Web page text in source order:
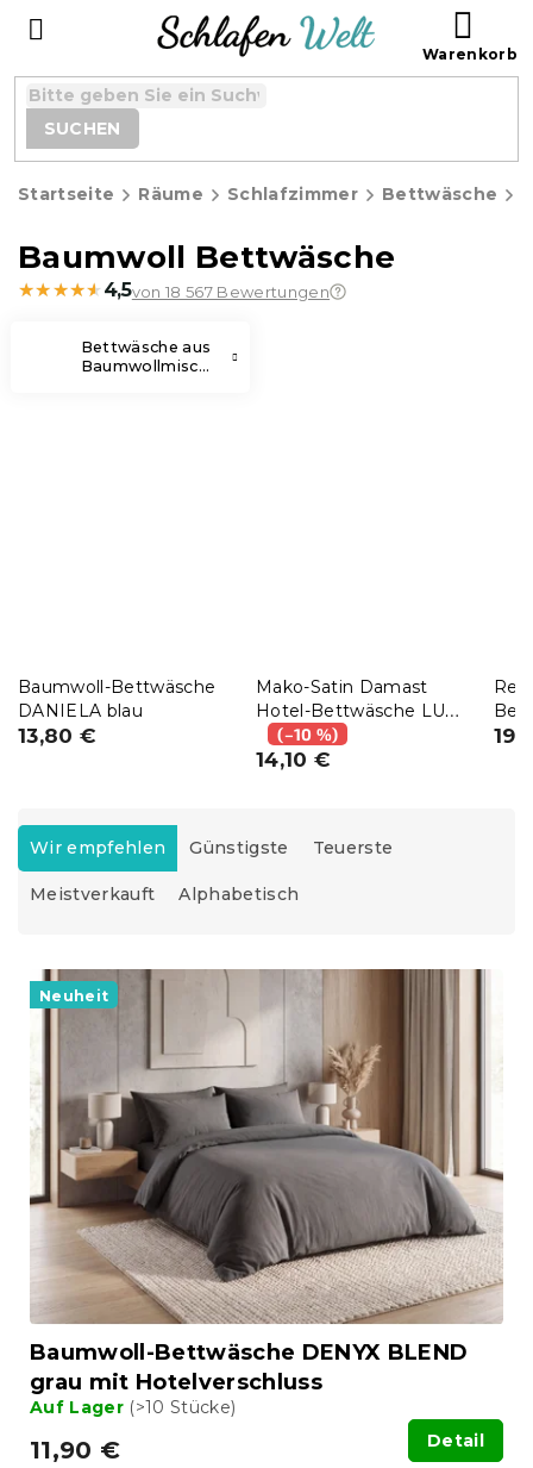
SUCHEN
Startseite Räume Schlafzimmer Bettwäsche
Baumwoll Bettwäsche
★★★★★
★★★★★ 4,5von 18 567 Bewertungen
Bettwäsche aus
Baumwollmischung
Baumwoll-Bettwäsche
DANIELA blau
13,80 €
Mako-Satin Damast
Hotel-Bettwäsche LUX
weiß
(–10 %)
14,10 €
P
o
d
e
n
Wir empfehlen Günstigste Teuerste
Meistverkauft Alphabetisch
d
e
e
Neuheit
Baumwoll-Bettwäsche DENYX BLEND
grau mit Hotelverschluss
Auf Lager (>10 Stücke)
11,90 € Detail